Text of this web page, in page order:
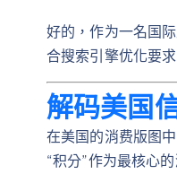
好的，作为一名国
合搜索引擎优化要
解码美国
在美国的消费版图
“积分”作为最核心